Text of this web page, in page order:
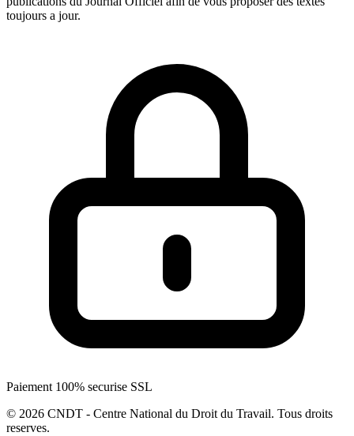
toujours a jour.
Paiement 100% securise SSL
© 2026 CNDT - Centre National du Droit du Travail. Tous droits
reserves.